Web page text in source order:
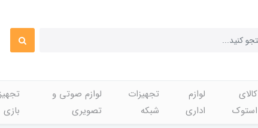
کالای
استوک
لوازم
اداری
تجهیزات
شبکه
لوازم صوتی و
تصویری
بازی